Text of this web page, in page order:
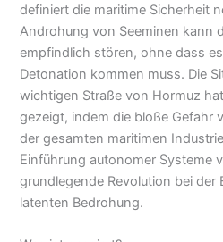
definiert die maritime Sicherheit
Androhung von Seeminen kann
empfindlich stören, ohne dass
Detonation kommen muss. Die
wichtigen Straße von Hormuz
gezeigt, indem die bloße Gefahr
der gesamten maritimen
Einführung autonomer Systeme
grundlegende Revolution bei der
latenten Bedrohung.